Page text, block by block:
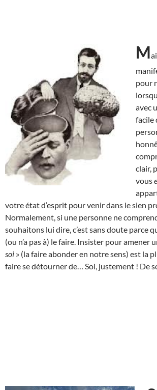
M
pour
avec
facile
clair,
vous
votre état d’esprit pour venir dans le sien
Normalement, si une personne ne
souhaitons lui dire, c’est sans doute parce
(ou n’a pas à) le faire. Insister pour amener
soi » (la faire abonder en notre sens) est la
faire se détourner de… Soi, justement ! De